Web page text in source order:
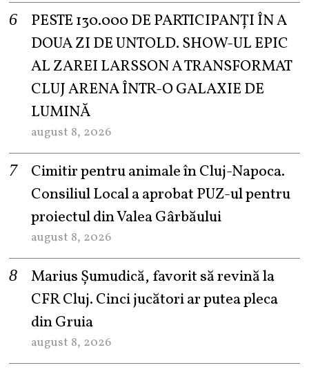
PESTE 130.000 DE PARTICIPANȚI ÎN A
DOUA ZI DE UNTOLD. SHOW-UL EPIC
AL ZAREI LARSSON A TRANSFORMAT
CLUJ ARENA ÎNTR-O GALAXIE DE
LUMINĂ
august 8, 2026
Cimitir pentru animale în Cluj-Napoca.
Consiliul Local a aprobat PUZ-ul pentru
proiectul din Valea Gârbăului
august 8, 2026
Marius Șumudică, favorit să revină la
CFR Cluj. Cinci jucători ar putea pleca
din Gruia
august 8, 2026